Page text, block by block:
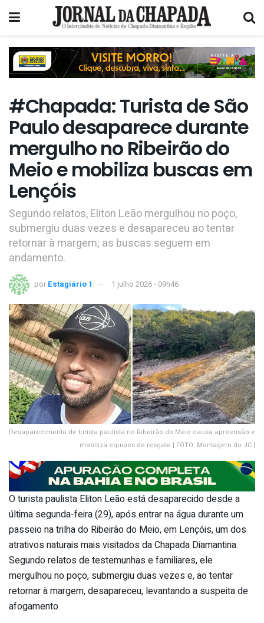
#Chapada: Turista de São
Paulo desaparece durante
mergulho no Ribeirão do
Meio e mobiliza buscas em
Lençóis
Segundo relatos, Eliton Leão mergulhou no poço,
submergiu duas vezes e desapareceu ao tentar
retornar à margem; as buscas seguem em
andamento.
por Estagiário 1 1 julho 2026 - 09h46
Desaparecimento de turista paulista no Ribeirão do Meio causa apreensão e
mobiliza equipes de resgate | FOTO: Montagem do JC |
O turista paulista Eliton Leão está desaparecido desde a
última segunda-feira (29), após entrar na água durante um
passeio na trilha do Ribeirão do Meio, em Lençóis, um dos
atrativos naturais mais visitados da Chapada Diamantina.
Segundo relatos de testemunhas e familiares, ele
mergulhou no poço, submergiu duas vezes e, ao tentar
retornar à margem, desapareceu, levantando a suspeita de
afogamento.